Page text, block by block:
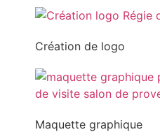
Création de logo
Maquette graphique